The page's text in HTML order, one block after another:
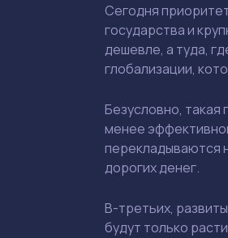
Сегодня
государства и
дешевле, а туда,
глобализации,
Безусловно,
менее
перекладываются
дорогих денег.
В-третьих,
будут только